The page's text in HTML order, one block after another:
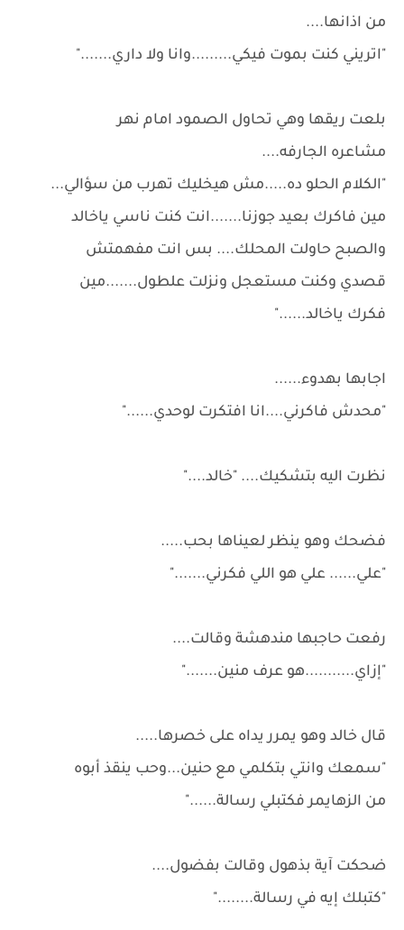
من اذانها....
"اتريني كنت بموت فيكي.........وانا ولا داري......."
بلعت ريقها وهي تحاول الصمود امام نهر
مشاعره الجارفه....
"الكلام الحلو ده.....مش هيخليك تهرب من سؤالي...
مين فاكرك بعيد جوزنا.......انت كنت ناسي ياخالد
والصبح حاولت المحلك.... بس انت مفهمتش
قصدي وكنت مستعجل ونزلت علطول.......مين
فكرك ياخالد......"
اجابها بهدوء......
"محدش فاكرني....انا افتكرت لوحدي......"
نظرت اليه بتشكيك.... "خالد...."
فضحك وهو ينظر لعيناها بحب.....
"علي...... علي هو اللي فكرني......."
رفعت حاجبها مندهشة وقالت....
"إزاي...........هو عرف منين......."
قال خالد وهو يمرر يداه على خصرها.....
"سمعك وانتي بتكلمي مع حنين...وحب ينقذ أبوه
من الزهايمر فكتبلي رسالة......"
ضحكت آية بذهول وقالت بفضول....
"كتبلك إيه في رسالة........"